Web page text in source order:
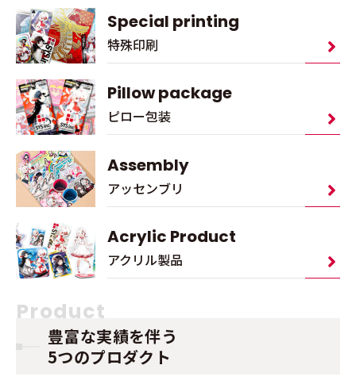
Special printing
特殊印刷
Pillow package
ピロー包装
Assembly
アッセンブリ
Acrylic Product
アクリル製品
豊富な実績を伴う
5つのプロダクト
Product